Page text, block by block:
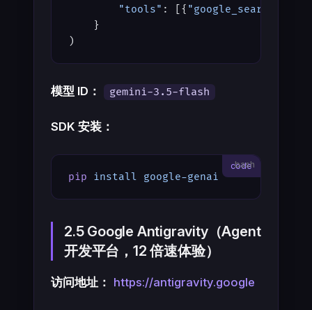
        "tools"
: [{ "google_search"
    }
)
模型 ID： gemini-3.5-flash
SDK 安装：
bash
pip install google-genai
2.5 Google Antigravity（Agent
开发平台，12 倍速体验）
访问地址： https://antigravity.google